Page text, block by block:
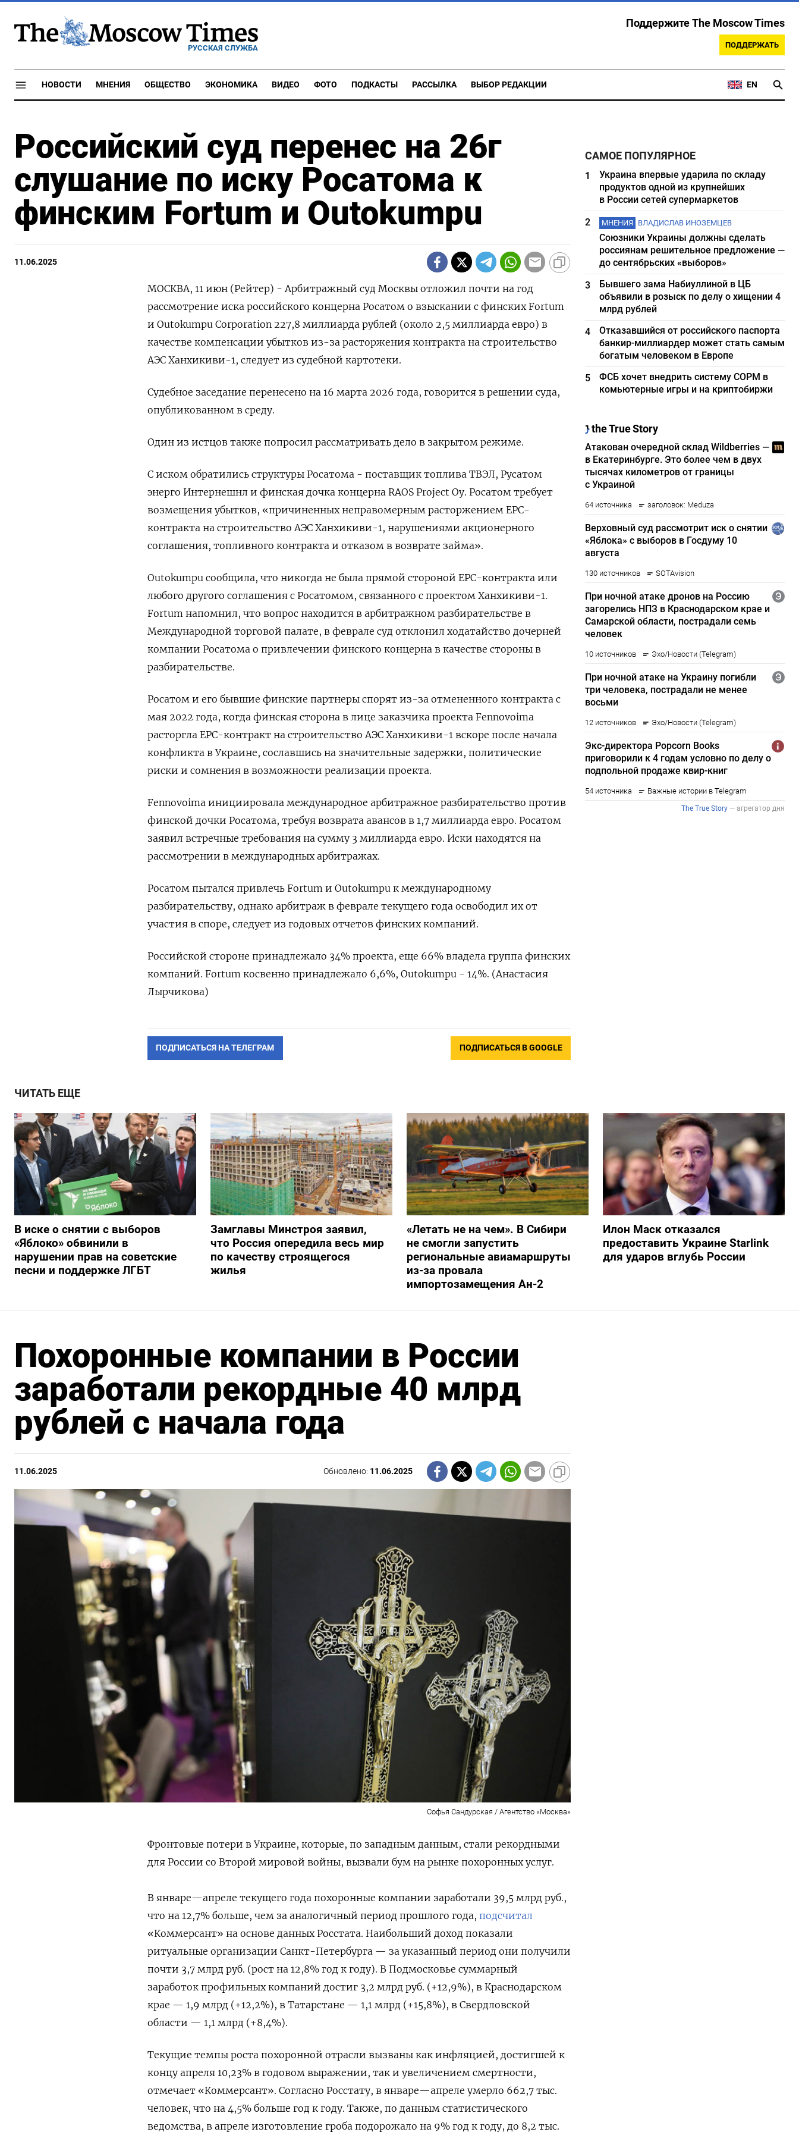
РУССКАЯ СЛУЖБА
Поддержите The Moscow Times
ПОДДЕРЖАТЬ
НОВОСТИ МНЕНИЯ ОБЩЕСТВО ЭКОНОМИКА ВИДЕО ФОТО ПОДКАСТЫ РАССЫЛКА ВЫБОР РЕДАКЦИИ EN
Российский суд перенес на 26г
слушание по иску Росатома к
финским Fortum и Outokumpu
11.06.2025
МОСКВА, 11 июн (Рейтер) - Арбитражный суд Москвы отложил почти на год
рассмотрение иска российского концерна Росатом о взыскании с финских Fortum
и Outokumpu Corporation 227,8 миллиарда рублей (около 2,5 миллиарда евро) в
качестве компенсации убытков из-за расторжения контракта на строительство
АЭС Ханхикиви-1, следует из судебной картотеки.
Судебное заседание перенесено на 16 марта 2026 года, говорится в решении суда,
опубликованном в среду.
Один из истцов также попросил рассматривать дело в закрытом режиме.
С иском обратились структуры Росатома - поставщик топлива ТВЭЛ, Русатом
энерго Интернешнл и финская дочка концерна RAOS Project Oy. Росатом требует
возмещения убытков, «причиненных неправомерным расторжением EPC-
контракта на строительство АЭС Ханхикиви-1, нарушениями акционерного
соглашения, топливного контракта и отказом в возврате займа».
Outokumpu сообщила, что никогда не была прямой стороной EPC-контракта или
любого другого соглашения с Росатомом, связанного с проектом Ханхикиви-1.
Fortum напомнил, что вопрос находится в арбитражном разбирательстве в
Международной торговой палате, в феврале суд отклонил ходатайство дочерней
компании Росатома о привлечении финского концерна в качестве стороны в
разбирательстве.
Росатом и его бывшие финские партнеры спорят из-за отмененного контракта с
мая 2022 года, когда финская сторона в лице заказчика проекта Fennovoima
расторгла EPC-контракт на строительство АЭС Ханхикиви-1 вскоре после начала
конфликта в Украине, сославшись на значительные задержки, политические
риски и сомнения в возможности реализации проекта.
Fennovoima инициировала международное арбитражное разбирательство против
финской дочки Росатома, требуя возврата авансов в 1,7 миллиарда евро. Росатом
заявил встречные требования на сумму 3 миллиарда евро. Иски находятся на
рассмотрении в международных арбитражах.
Росатом пытался привлечь Fortum и Outokumpu к международному
разбирательству, однако арбитраж в феврале текущего года освободил их от
участия в споре, следует из годовых отчетов финских компаний.
Российской стороне принадлежало 34% проекта, еще 66% владела группа финских
компаний. Fortum косвенно принадлежало 6,6%, Outokumpu - 14%. (Анастасия
Лырчикова)
ПОДПИСАТЬСЯ НА ТЕЛЕГРАМ ПОДПИСАТЬСЯ В GOOGLE
САМОЕ ПОПУЛЯРНОЕ
1
Украина впервые ударила по складу
продуктов одной из крупнейших
в России сетей супермаркетов
2
МНЕНИЯ ВЛАДИСЛАВ ИНОЗЕМЦЕВ
Союзники Украины должны сделать
россиянам решительное предложение —
до сентябрьских «выборов»
3
Бывшего зама Набиуллиной в ЦБ
объявили в розыск по делу о хищении 4
млрд рублей
4
Отказавшийся от российского паспорта
банкир-миллиардер может стать самым
богатым человеком в Европе
5
ФСБ хочет внедрить систему СОРМ в
комьютерные игры и на криптобиржи
ЧИТАТЬ ЕЩЕ
В иске о снятии с выборов
«Яблоко» обвинили в
нарушении прав на советские
песни и поддержке ЛГБТ
Замглавы Минстроя заявил,
что Россия опередила весь мир
по качеству строящегося
жилья
«Летать не на чем». В Сибири
не смогли запустить
региональные авиамаршруты
из-за провала
импортозамещения Ан-2
Илон Маск отказался
предоставить Украине Starlink
для ударов вглубь России
Похоронные компании в России
заработали рекордные 40 млрд
рублей с начала года
11.06.2025 Обновлено: 11.06.2025
Софья Сандурская / Агентство «Москва»
Фронтовые потери в Украине, которые, по западным данным, стали рекордными
для России со Второй мировой войны, вызвали бум на рынке похоронных услуг.
В январе—апреле текущего года похоронные компании заработали 39,5 млрд руб.,
что на 12,7% больше, чем за аналогичный период прошлого года, подсчитал
«Коммерсант» на основе данных Росстата. Наибольший доход показали
ритуальные организации Санкт-Петербурга — за указанный период они получили
почти 3,7 млрд руб. (рост на 12,8% год к году). В Подмосковье суммарный
заработок профильных компаний достиг 3,2 млрд руб. (+12,9%), в Краснодарском
крае — 1,9 млрд (+12,2%), в Татарстане — 1,1 млрд (+15,8%), в Свердловской
области — 1,1 млрд (+8,4%).
Текущие темпы роста похоронной отрасли вызваны как инфляцией, достигшей к
концу апреля 10,23% в годовом выражении, так и увеличением смертности,
отмечает «Коммерсант». Согласно Росстату, в январе—апреле умерло 662,7 тыс.
человек, что на 4,5% больше год к году. Также, по данным статистического
ведомства, в апреле изготовление гроба подорожало на 9% год к году, до 8,2 тыс.